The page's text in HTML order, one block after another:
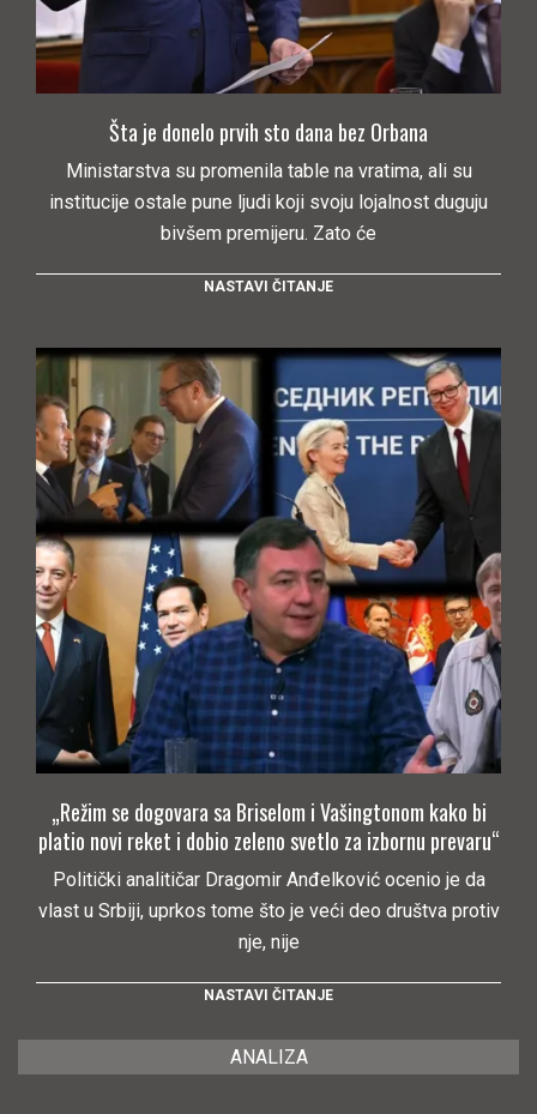
Šta je donelo prvih sto dana bez Orbana
Ministarstva su promenila table na vratima, ali su
institucije ostale pune ljudi koji svoju lojalnost duguju
bivšem premijeru. Zato će
NASTAVI ČITANJE
„Režim se dogovara sa Briselom i Vašingtonom kako bi
platio novi reket i dobio zeleno svetlo za izbornu prevaru“
Politički analitičar Dragomir Anđelković ocenio je da
vlast u Srbiji, uprkos tome što je veći deo društva protiv
nje, nije
NASTAVI ČITANJE
ANALIZA